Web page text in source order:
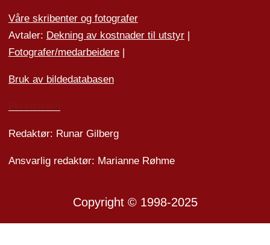
Våre skribenter og fotografer
Avtaler: Dekning av kostnader til utstyr|
Fotografer/medarbeidere|
Bruk av bildedatabasen
Redaktør: Runar Gilberg
Ansvarlig redaktør: Marianne Røhme
Copyright © 1998-2025